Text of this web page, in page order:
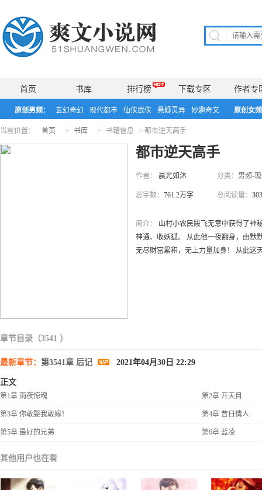
首页 书库 排行榜 下载专区 作者专
原创男频： 玄幻奇幻 现代都市 仙侠武侠 悬疑灵异 妙趣奇文 原创女
当前位置： 首页 > 书库 > 书籍信息 > 都市逆天高手
都市逆天高手
作者： 晨光如沐
总字数： 761.2万字
分类： 男频-
总阅读量：
简介：
山村小农民段飞无意中获得了神
神通、收妖狐。 从此他一夜翻身，由默
无尽财富累积，无上力量加身！ 从此这
章节目录（3541 ）
最新章节： 第3541章 后记 2021年04月30日 22:29
正文
第1章 雨夜惊魂 第2章 开天目
第3章 你敢娶我敢嫁！ 第4章 昔日情人
第5章 最好的兄弟 第6章 蓝凌
其他用户也在看